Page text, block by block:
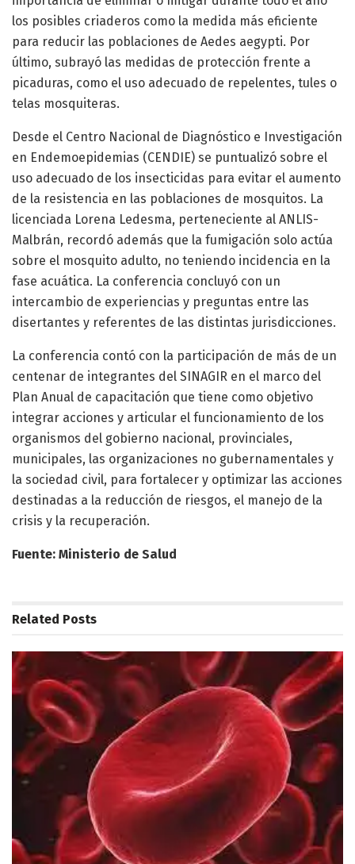
los posibles criaderos como la medida más eficiente
para reducir las poblaciones de Aedes aegypti. Por
último, subrayó las medidas de protección frente a
picaduras, como el uso adecuado de repelentes, tules o
telas mosquiteras.
Desde el Centro Nacional de Diagnóstico e Investigación
en Endemoepidemias (CENDIE) se puntualizó sobre el
uso adecuado de los insecticidas para evitar el aumento
de la resistencia en las poblaciones de mosquitos. La
licenciada Lorena Ledesma, perteneciente al ANLIS-
Malbrán, recordó además que la fumigación solo actúa
sobre el mosquito adulto, no teniendo incidencia en la
fase acuática. La conferencia concluyó con un
intercambio de experiencias y preguntas entre las
disertantes y referentes de las distintas jurisdicciones.
La conferencia contó con la participación de más de un
centenar de integrantes del SINAGIR en el marco del
Plan Anual de capacitación que tiene como objetivo
integrar acciones y articular el funcionamiento de los
organismos del gobierno nacional, provinciales,
municipales, las organizaciones no gubernamentales y
la sociedad civil, para fortalecer y optimizar las acciones
destinadas a la reducción de riesgos, el manejo de la
crisis y la recuperación.
Fuente: Ministerio de Salud
Related Posts